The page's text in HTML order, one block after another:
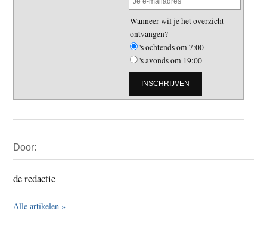
Wanneer wil je het overzicht
ontvangen?
's ochtends om 7:00
's avonds om 19:00
Sidebar
Door:
de redactie
Alle artikelen »